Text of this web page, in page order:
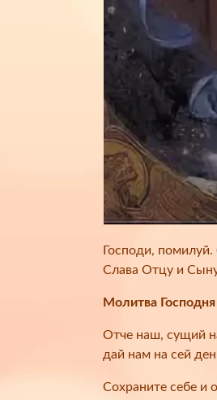
Господи,
Слава Отцу и
Молитва
Отче наш, сущий
дай нам на сей
Сохраните себе и